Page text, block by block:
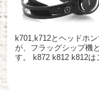
k701,k712とヘッドホ
が、フラッグシップ機
す。 k872 k812 k812は